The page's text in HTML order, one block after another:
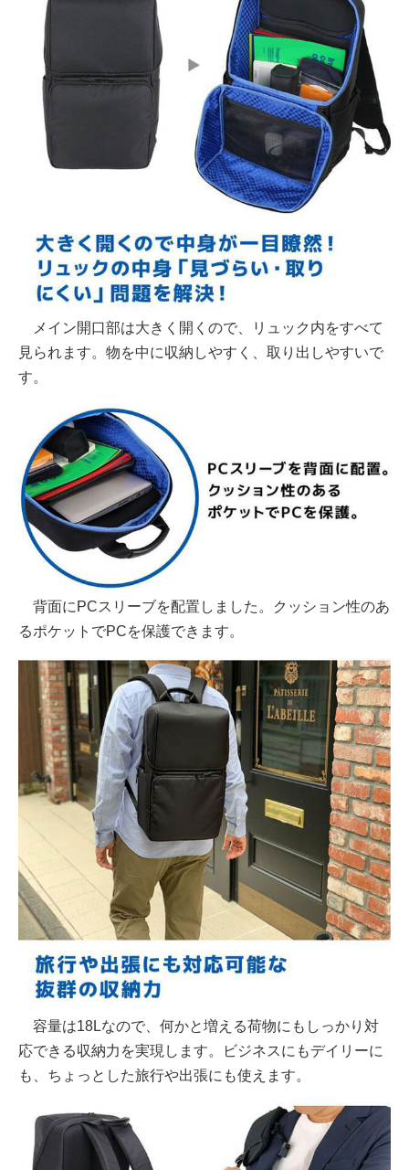
メイン開口部は大きく開くので、リュック内をすべて
見られます。物を中に収納しやすく、取り出しやすいで
す。
背面にPCスリーブを配置しました。クッション性のあ
るポケットでPCを保護できます。
容量は18Lなので、何かと増える荷物にもしっかり対
応できる収納力を実現します。ビジネスにもデイリーに
も、ちょっとした旅行や出張にも使えます。